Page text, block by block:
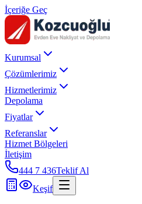
İçeriğe Geç
Kurumsal
Çözümlerimiz
Hizmetlerimiz
Depolama
Fiyatlar
Referanslar
Hizmet Bölgeleri
İletişim
444 7 436Teklif Al
Keşif